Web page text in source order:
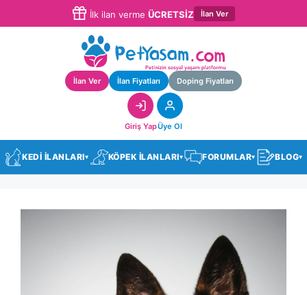
İlk ilan verme ÜCRETSİZ İlan Ver
İlan Ver İlan Fiyatları Doping Fiyatları
Giriş YapÜye Ol
KEDİ İLANLARI▾ KÖPEK İLANLARI▾ FORUMLAR▾ BLOG▾